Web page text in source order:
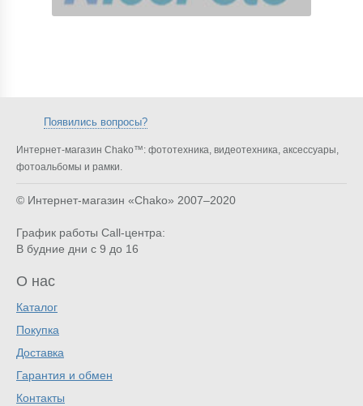
Появились вопросы?
Интернет-магазин Chako™: фототехника, видеотехника, аксессуары,
фотоальбомы и рамки.
© Интернет-магазин «Chako» 2007–2020
График работы Call-центра:
В будние дни с 9 до 16
О нас
Каталог
Покупка
Доставка
Гарантия и обмен
Контакты